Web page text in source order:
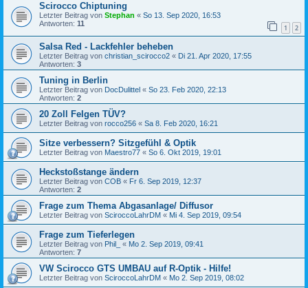
Scirocco Chiptuning
Letzter Beitrag von Stephan « So 13. Sep 2020, 16:53
Antworten: 11 1 2
Salsa Red - Lackfehler beheben
Letzter Beitrag von christian_scirocco2 « Di 21. Apr 2020, 17:55
Antworten: 3
Tuning in Berlin
Letzter Beitrag von DocDulittel « So 23. Feb 2020, 22:13
Antworten: 2
20 Zoll Felgen TÜV?
Letzter Beitrag von rocco256 « Sa 8. Feb 2020, 16:21
Sitze verbessern? Sitzgefühl & Optik
Letzter Beitrag von Maestro77 « So 6. Okt 2019, 19:01
Heckstoßstange ändern
Letzter Beitrag von COB « Fr 6. Sep 2019, 12:37
Antworten: 2
Frage zum Thema Abgasanlage/ Diffusor
Letzter Beitrag von SciroccoLahrDM « Mi 4. Sep 2019, 09:54
Frage zum Tieferlegen
Letzter Beitrag von Phil_ « Mo 2. Sep 2019, 09:41
Antworten: 7
VW Scirocco GTS UMBAU auf R-Optik - Hilfe!
Letzter Beitrag von SciroccoLahrDM « Mo 2. Sep 2019, 08:02